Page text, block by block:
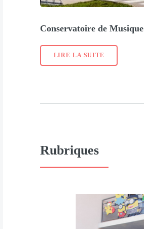
Conservatoire de Musique
LIRE LA SUITE
Rubriques